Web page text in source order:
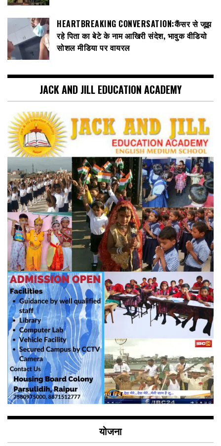
HEARTBREAKING CONVERSATION:कैंसर से जूझ
रहे पिता का बेटे के नाम आखिरी संदेश, भावुक वीडियो
सोशल मीडिया पर वायरल
JACK AND JILL EDUCATION ACADEMY
योजना